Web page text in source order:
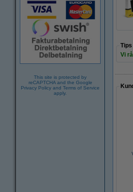
This site is protected by
reCAPTCHA and the Google
Privacy Policy and Terms of Service
apply.
Tips
Vi